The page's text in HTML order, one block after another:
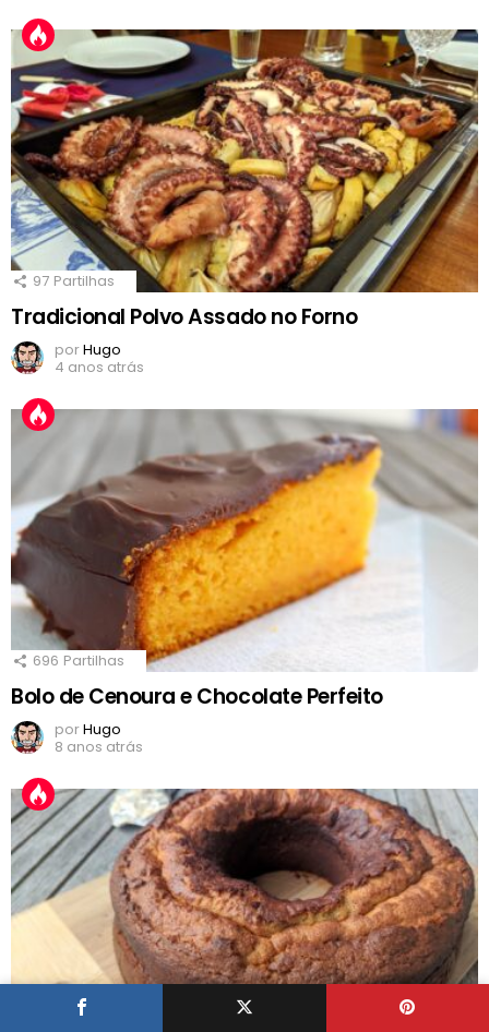
97 Partilhas
Tradicional Polvo Assado no Forno
porHugo
4 anos atrás
696 Partilhas
Bolo de Cenoura e Chocolate Perfeito
porHugo
8 anos atrás